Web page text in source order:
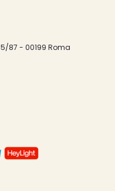
87 - 00199 Roma